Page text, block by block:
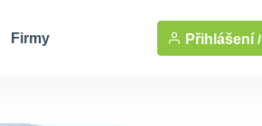
Firmy Přihlášení /